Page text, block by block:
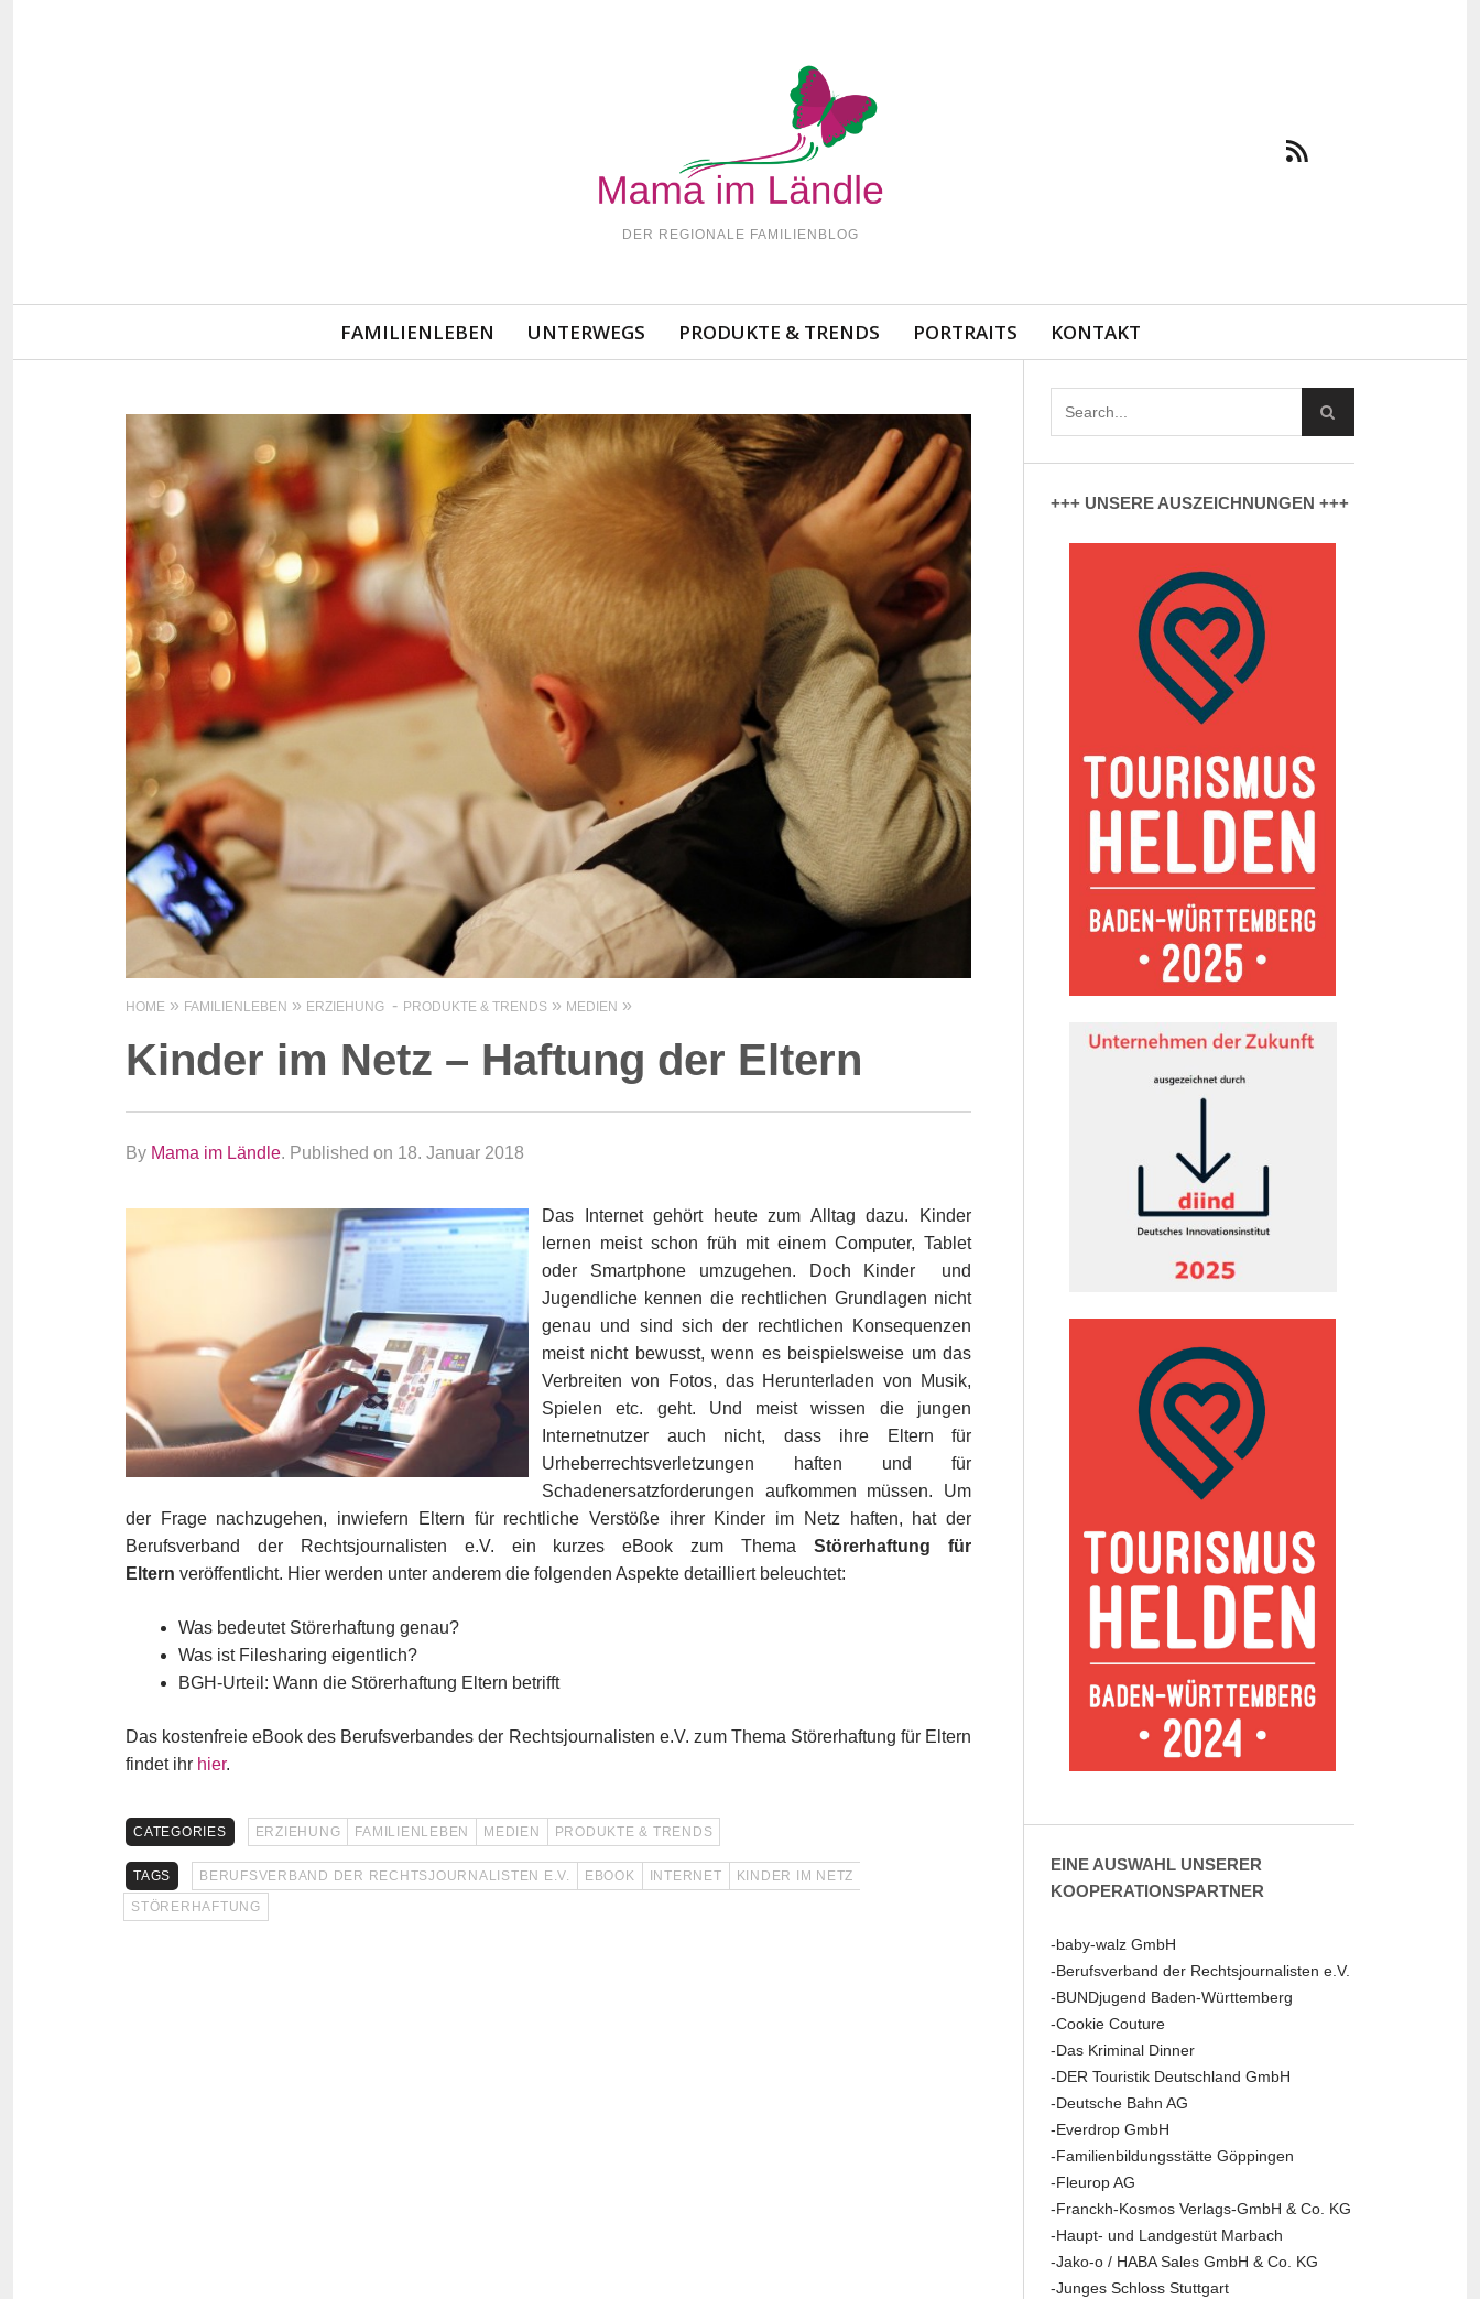
DER REGIONALE FAMILIENBLOG
Navigation
FAMILIENLEBEN UNTERWEGS PRODUKTE & TRENDS PORTRAITS KONTAKT
HOME FAMILIENLEBEN ERZIEHUNG PRODUKTE & TRENDS MEDIEN
Kinder im Netz – Haftung der Eltern
By Mama im Ländle. Published on 18. Januar 2018
Das Internet gehört heute zum Alltag dazu. Kinder
lernen meist schon früh mit einem Computer, Tablet
oder Smartphone umzugehen. Doch Kinder und
Jugendliche kennen die rechtlichen Grundlagen nicht
genau und sind sich der rechtlichen Konsequenzen
meist nicht bewusst, wenn es beispielsweise um das
Verbreiten von Fotos, das Herunterladen von Musik,
Spielen etc. geht. Und meist wissen die jungen
Internetnutzer auch nicht, dass ihre Eltern für
Urheberrechtsverletzungen haften und für
Schadenersatzforderungen aufkommen müssen. Um
der Frage nachzugehen, inwiefern Eltern für rechtliche Verstöße ihrer Kinder im Netz haften, hat der
Berufsverband der Rechtsjournalisten e.V. ein kurzes eBook zum ThemaStörerhaftung für
Eltern veröffentlicht. Hier werden unter anderem die folgenden Aspekte detailliert beleuchtet:
Was bedeutet Störerhaftung genau?
Was ist Filesharing eigentlich?
BGH-Urteil: Wann die Störerhaftung Eltern betrifft
Das kostenfreie eBook des Berufsverbandes der Rechtsjournalisten e.V. zum Thema Störerhaftung für Eltern
findet ihr hier.
CATEGORIES ERZIEHUNG FAMILIENLEBEN MEDIEN PRODUKTE & TRENDS
TAGS BERUFSVERBAND DER RECHTSJOURNALISTEN E.V. EBOOK INTERNET
KINDER IM NETZ
STÖRERHAFTUNG
+++ UNSERE AUSZEICHNUNGEN +++
EINE AUSWAHL UNSERER
KOOPERATIONSPARTNER
-baby-walz GmbH
-Berufsverband der Rechtsjournalisten e.V.
-BUNDjugend Baden-Württemberg
-Cookie Couture
-Das Kriminal Dinner
-DER Touristik Deutschland GmbH
-Deutsche Bahn AG
-Everdrop GmbH
-Familienbildungsstätte Göppingen
-Fleurop AG
-Franckh-Kosmos Verlags-GmbH & Co. KG
-Haupt- und Landgestüt Marbach
-Jako-o / HABA Sales GmbH & Co. KG
-Junges Schloss Stuttgart